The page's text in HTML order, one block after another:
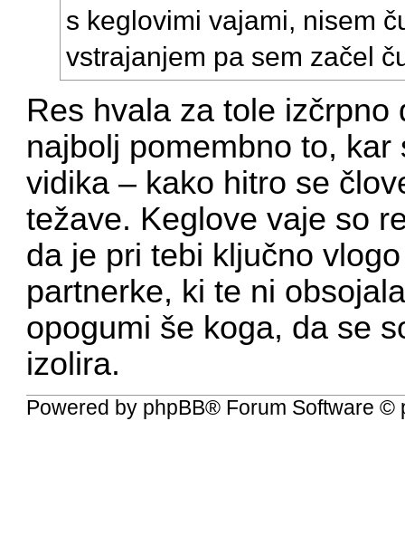
s keglovimi vajami, nisem
vstrajanjem pa sem začel
Res hvala za tole
najbolj pomembno to,
vidika – kako hitro se
težave. Keglove vaje so
da je pri tebi ključno
partnerke, ki te ni
opogumi še koga, da se
izolira.
Powered by phpBB® Forum Software ©